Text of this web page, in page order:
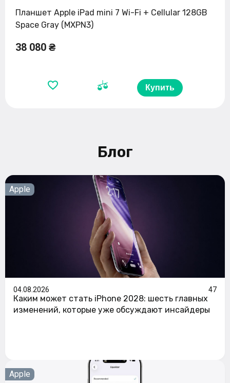
Планшет Apple iPad mini 7 Wi-Fi + Cellular 128GB
Space Gray (MXPN3)
38 080 ₴
Купить
Блог
Apple
04.08.2026 47
Каким может стать iPhone 2028: шесть главных
изменений, которые уже обсуждают инсайдеры
Apple